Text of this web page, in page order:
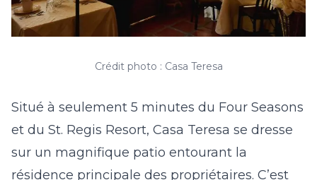
Crédit photo : Casa Teresa
Situé à seulement 5 minutes du Four Seasons
et du St. Regis Resort, Casa Teresa se dresse
sur un magnifique patio entourant la
résidence principale des propriétaires. C’est